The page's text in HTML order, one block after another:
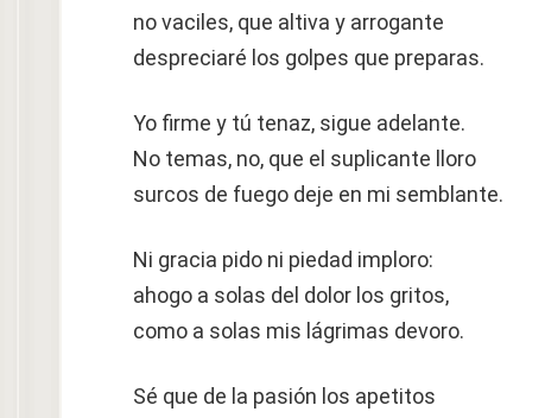
no vaciles, que altiva y arrogante
despreciaré los golpes que preparas.
Yo firme y tú tenaz, sigue adelante.
No temas, no, que el suplicante lloro
surcos de fuego deje en mi semblante.
Ni gracia pido ni piedad imploro:
ahogo a solas del dolor los gritos,
como a solas mis lágrimas devoro.
Sé que de la pasión los apetitos